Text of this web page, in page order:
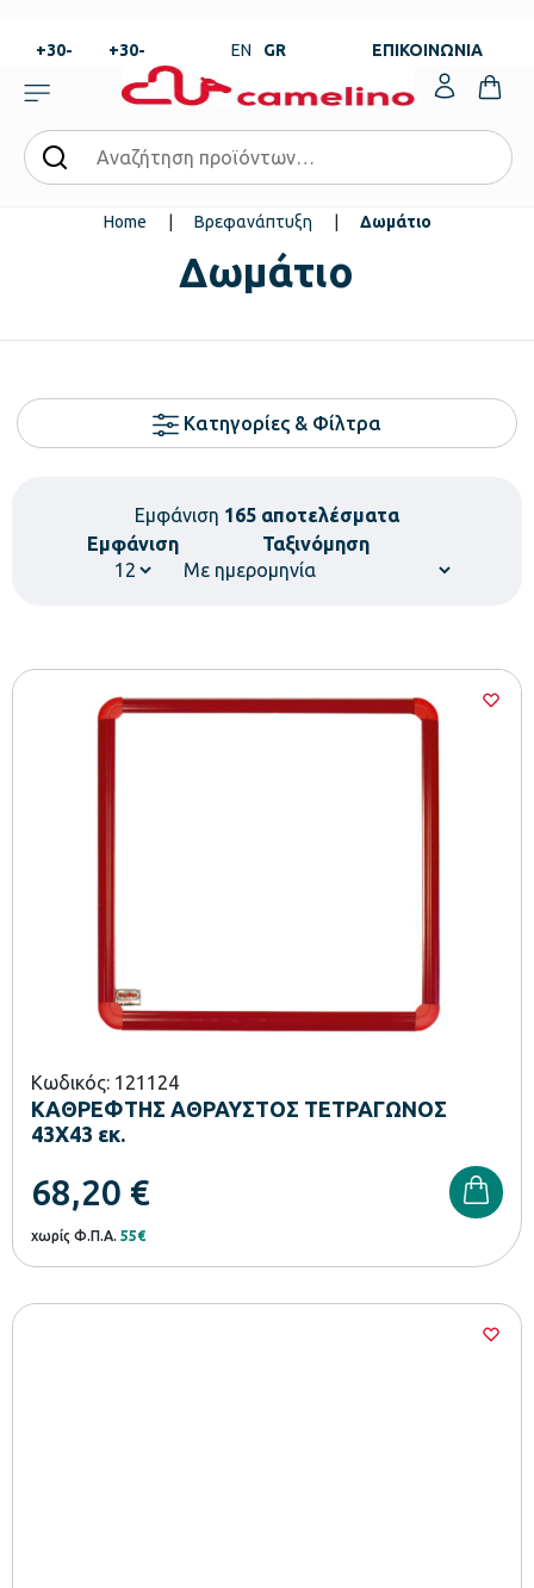
+30-
99273
+30-
23820-
99673
EN GR ΕΠΙΚΟΙΝΩΝΙΑ
Home Βρεφανάπτυξη Δωμάτιο
Δωμάτιο
Κατηγορίες & Φίλτρα
Εμφάνιση 165 αποτελέσματα
Εμφάνιση
Ταξινόμηση
Κωδικός: 121124
ΚΑΘΡΕΦΤΗΣ ΑΘΡΑΥΣΤΟΣ ΤΕΤΡΑΓΩΝΟΣ
43Χ43 εκ.
68,20 €
χωρίς Φ.Π.Α. 55€